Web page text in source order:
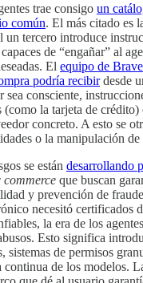
trae consigo un
común. El más citado es
un tercero introduce
de “engañar” al
El equipo de
podría recibirdesde
sea consciente,
(como la tarjeta de
concreto. A esto se
o la manipulación de
se están desarrollando
commerce que buscan
y prevención de
necesitó certificados
la era de los
Esto significa
sistemas de permisos
de los modelos.